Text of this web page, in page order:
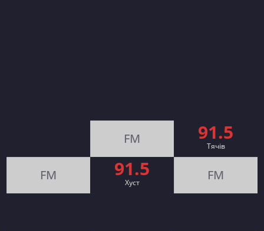
FM 91.5
Тячів
FM 91.5
Хуст FM